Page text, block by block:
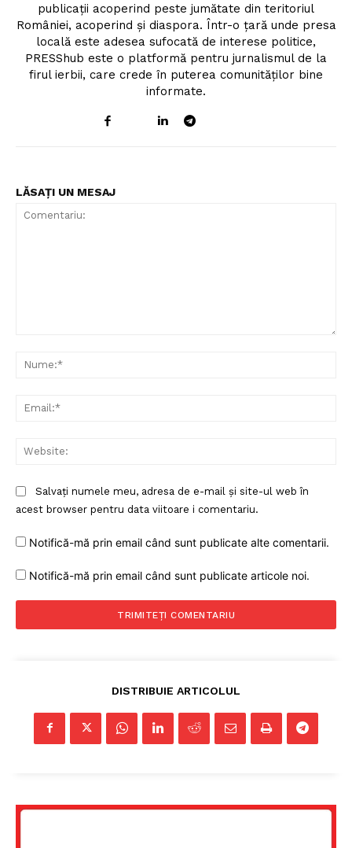
publicații acoperind peste jumătate din teritoriul
României, acoperind și diaspora. Într-o țară unde presa
locală este adesea sufocată de interese politice,
PRESShub este o platformă pentru jurnalismul de la
firul ierbii, care crede în puterea comunităților bine
informate.
LĂSAȚI UN MESAJ
Salvați numele meu, adresa de e-mail și site-ul web în
acest browser pentru data viitoare i comentariu.
Notifică-mă prin email când sunt publicate alte comentarii.
Notifică-mă prin email când sunt publicate articole noi.
DISTRIBUIE ARTICOLUL